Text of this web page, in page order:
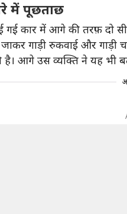
में पूछताछ
कार में आगे की तरफ़ दो
गाड़ी रुकवाई और गाड़ी
है। आगे उस व्यक्ति ने यह भी